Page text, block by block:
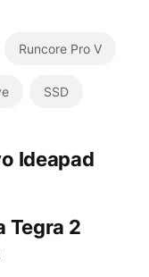
Runcore Pro V
SSD
Ideapad
Tegra 2